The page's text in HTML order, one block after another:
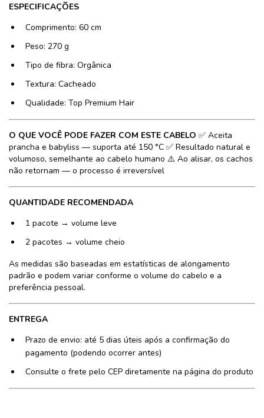
ESPECIFICAÇÕES
Comprimento: 60 cm
Peso: 270 g
Tipo de fibra: Orgânica
Textura: Cacheado
Qualidade: Top Premium Hair
O QUE VOCÊ PODE FAZER COM ESTE CABELO ✅ Aceita
prancha e babyliss — suporta até 150 °C ✅ Resultado natural e
volumoso, semelhante ao cabelo humano ⚠️ Ao alisar, os cachos
não retornam — o processo é irreversível
QUANTIDADE RECOMENDADA
1 pacote → volume leve
2 pacotes → volume cheio
As medidas são baseadas em estatísticas de alongamento
padrão e podem variar conforme o volume do cabelo e a
preferência pessoal.
ENTREGA
Prazo de envio: até 5 dias úteis após a confirmação do
pagamento (podendo ocorrer antes)
Consulte o frete pelo CEP diretamente na página do produto